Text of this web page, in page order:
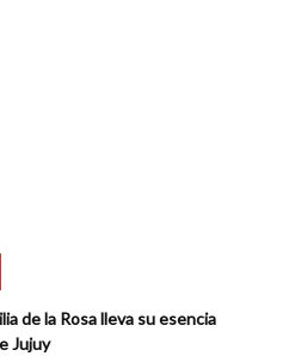
de la Rosa lleva su esencia
Jujuy